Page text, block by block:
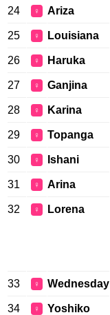
24 ♀ Ariza
25 ♀ Louisiana
26 ♀ Haruka
27 ♀ Ganjina
28 ♀ Karina
29 ♀ Topanga
30 ♀ Ishani
31 ♀ Arina
32 ♀ Lorena
33 ♀ Wednesday
34 ♀ Yoshiko